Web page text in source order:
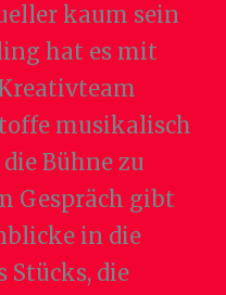
kaum sein
hat es mit
musikalisch
Bühne zu
Gespräch gibt
in die
Stücks, die